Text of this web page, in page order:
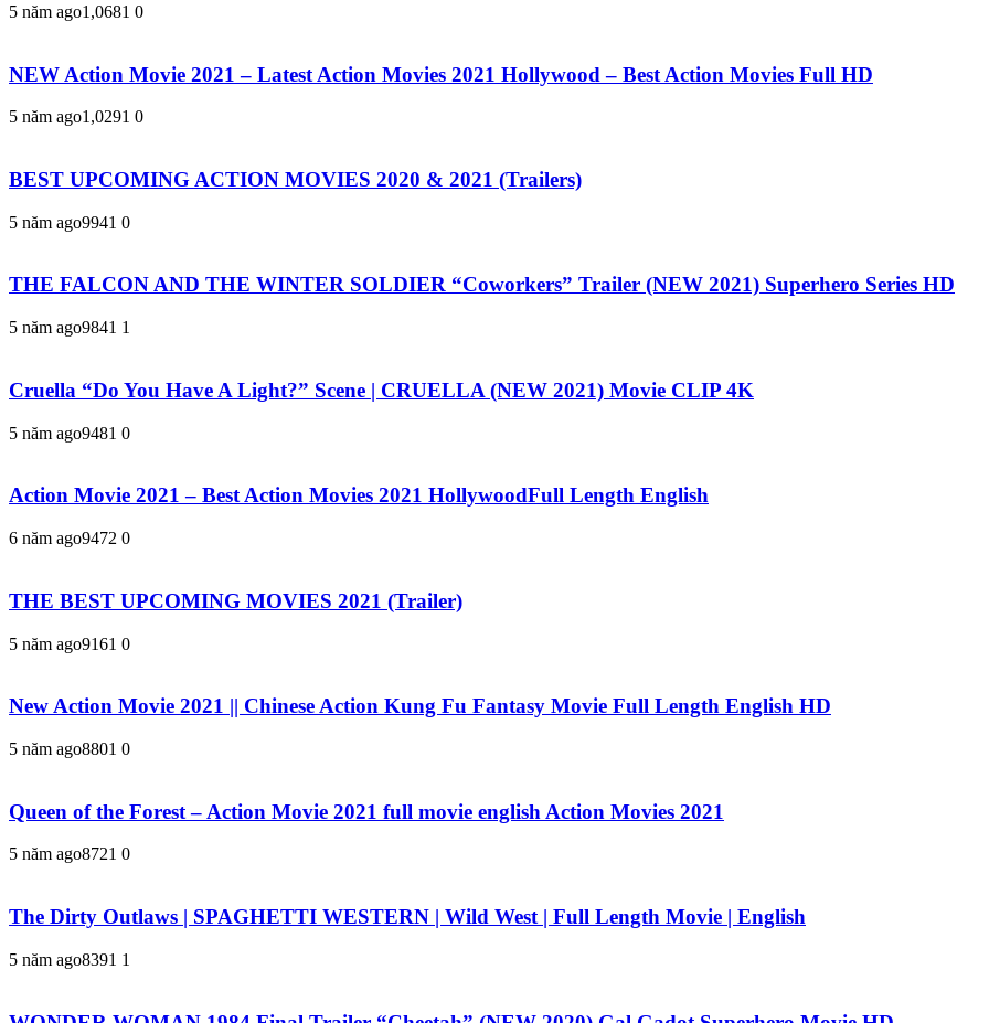
5 năm ago1,0681 0
NEW Action Movie 2021 – Latest Action Movies 2021 Hollywood – Best Action Movies Full HD
5 năm ago1,0291 0
BEST UPCOMING ACTION MOVIES 2020 & 2021 (Trailers)
5 năm ago9941 0
THE FALCON AND THE WINTER SOLDIER “Coworkers” Trailer (NEW 2021) Superhero Series HD
5 năm ago9841 1
Cruella “Do You Have A Light?” Scene | CRUELLA (NEW 2021) Movie CLIP 4K
5 năm ago9481 0
Action Movie 2021 – Best Action Movies 2021 HollywoodFull Length English
6 năm ago9472 0
THE BEST UPCOMING MOVIES 2021 (Trailer)
5 năm ago9161 0
New Action Movie 2021 || Chinese Action Kung Fu Fantasy Movie Full Length English HD
5 năm ago8801 0
Queen of the Forest – Action Movie 2021 full movie english Action Movies 2021
5 năm ago8721 0
The Dirty Outlaws | SPAGHETTI WESTERN | Wild West | Full Length Movie | English
5 năm ago8391 1